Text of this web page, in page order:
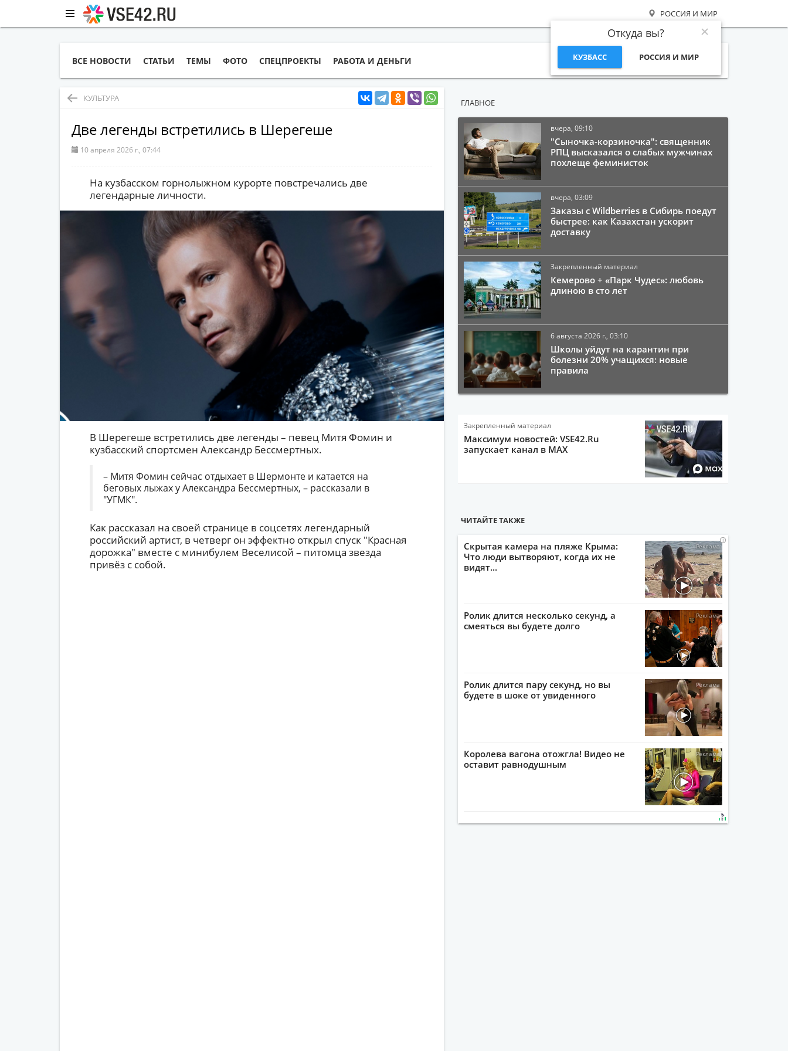
РОССИЯ И МИР
Откуда вы?
КУЗБАСС РОССИЯ И МИР
ВСЕ НОВОСТИ СТАТЬИ ТЕМЫ ФОТО СПЕЦПРОЕКТЫ РАБОТА И ДЕНЬГИ Поиск
КУЛЬТУРА
Две легенды встретились в Шерегеше
10 апреля 2026 г., 07:44
На кузбасском горнолыжном курорте повстречались две
легендарные личности.
В Шерегеше встретились две легенды – певец Митя Фомин и
кузбасский спортсмен Александр Бессмертных.
– Митя Фомин сейчас отдыхает в Шермонте и катается на
беговых лыжах у Александра Бессмертных, – рассказали в
"УГМК".
Как рассказал на своей странице в соцсетях легендарный
российский артист, в четверг он эффектно открыл спуск "Красная
дорожка" вместе с минибулем Веселисой – питомца звезда
привёз с собой.
ГЛАВНОЕ
вчера, 09:10
"Сыночка-корзиночка": священник
РПЦ высказался о слабых мужчинах
похлеще феминисток
вчера, 03:09
Заказы с Wildberries в Сибирь поедут
быстрее: как Казахстан ускорит
доставку
Закрепленный материал
Кемерово + «Парк Чудес»: любовь
длиною в сто лет
6 августа 2026 г., 03:10
Школы уйдут на карантин при
болезни 20% учащихся: новые
правила
Закрепленный материал
Максимум новостей: VSE42.Ru
запускает канал в MAX
ЧИТАЙТЕ ТАКЖЕ
i
Скрытая камера на пляже Крыма:
Что люди вытворяют, когда их не
видят...
i
Ролик длится несколько секунд, а
смеяться вы будете долго
i
Ролик длится пару секунд, но вы
будете в шоке от увиденного
i
Королева вагона отожгла! Видео не
оставит равнодушным